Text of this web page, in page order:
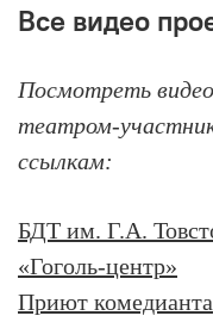
Все видео
Посмотреть
театром-
ссылкам:
БДТ им. Г.А.
«Гоголь-центр»
Приют комедианта